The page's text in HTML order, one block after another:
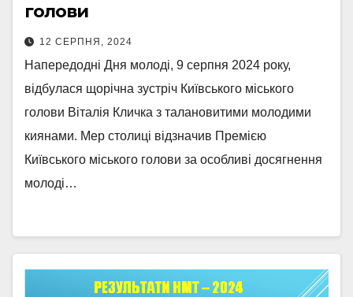
голови
12 СЕРПНЯ, 2024
Напередодні Дня молоді, 9 серпня 2024 року,
відбулася щорічна зустріч Київського міського
голови Віталія Кличка з талановитими молодими
киянами. Мер столиці відзначив Премією
Київського міського голови за особливі досягнення
молоді…